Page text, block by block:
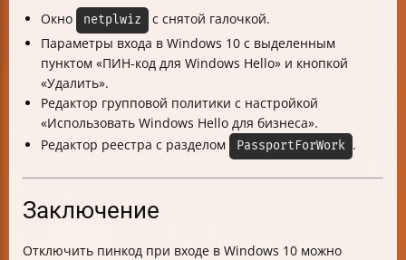
Окно netplwiz
с снятой галочкой.
Параметры входа в Windows 10 с выделенным
пунктом «ПИН-код для Windows Hello» и кнопкой
«Удалить».
Редактор групповой политики с настройкой
«Использовать Windows Hello для бизнеса».
Редактор реестра с разделом
PassportForWork .
Заключение
Отключить пинкод при входе в Windows 10 можно